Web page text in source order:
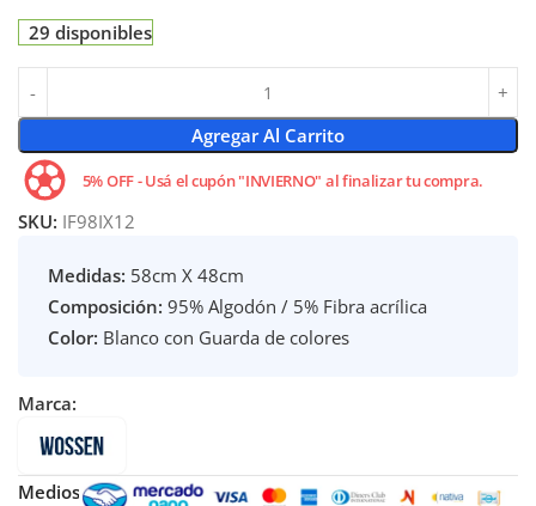
29 disponibles
Agregar Al Carrito
5% OFF - Usá el cupón "INVIERNO" al finalizar tu compra.
SKU: IF98IX12
Medidas: 58cm X 48cm
Composición: 95% Algodón / 5% Fibra acrílica
Color: Blanco con Guarda de colores
Marca:
Medios